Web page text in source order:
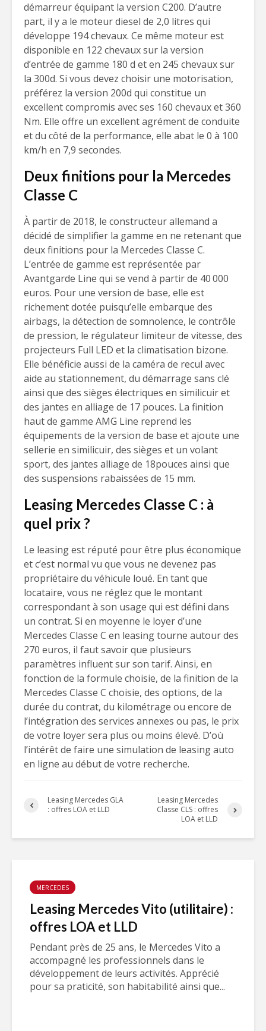
démarreur équipant la version C200. D’autre
part, il y a le moteur diesel de 2,0 litres qui
développe 194 chevaux. Ce même moteur est
disponible en 122 chevaux sur la version
d’entrée de gamme 180 d et en 245 chevaux sur
la 300d. Si vous devez choisir une motorisation,
préférez la version 200d qui constitue un
excellent compromis avec ses 160 chevaux et 360
Nm. Elle offre un excellent agrément de conduite
et du côté de la performance, elle abat le 0 à 100
km/h en 7,9 secondes.
Deux finitions pour la Mercedes
Classe C
À partir de 2018, le constructeur allemand a
décidé de simplifier la gamme en ne retenant que
deux finitions pour la Mercedes Classe C.
L’entrée de gamme est représentée par
Avantgarde Line qui se vend à partir de 40 000
euros. Pour une version de base, elle est
richement dotée puisqu’elle embarque des
airbags, la détection de somnolence, le contrôle
de pression, le régulateur limiteur de vitesse, des
projecteurs Full LED et la climatisation bizone.
Elle bénéficie aussi de la caméra de recul avec
aide au stationnement, du démarrage sans clé
ainsi que des sièges électriques en similicuir et
des jantes en alliage de 17 pouces. La finition
haut de gamme AMG Line reprend les
équipements de la version de base et ajoute une
sellerie en similicuir, des sièges et un volant
sport, des jantes alliage de 18pouces ainsi que
des suspensions rabaissées de 15 mm.
Leasing Mercedes Classe C : à
quel prix ?
Le leasing est réputé pour être plus économique
et c’est normal vu que vous ne devenez pas
propriétaire du véhicule loué. En tant que
locataire, vous ne réglez que le montant
correspondant à son usage qui est défini dans
un contrat. Si en moyenne le loyer d’une
Mercedes Classe C en leasing tourne autour des
270 euros, il faut savoir que plusieurs
paramètres influent sur son tarif. Ainsi, en
fonction de la formule choisie, de la finition de la
Mercedes Classe C choisie, des options, de la
durée du contrat, du kilométrage ou encore de
l’intégration des services annexes ou pas, le prix
de votre loyer sera plus ou moins élevé. D’où
l’intérêt de faire une simulation de leasing auto
en ligne au début de votre recherche.
Leasing Mercedes GLA
: offres LOA et LLD
Leasing Mercedes
Classe CLS : offres
LOA et LLD
MERCEDES
Leasing Mercedes Vito (utilitaire) :
offres LOA et LLD
Pendant près de 25 ans, le Mercedes Vito a
accompagné les professionnels dans le
développement de leurs activités. Apprécié
pour sa praticité, son habitabilité ainsi que...